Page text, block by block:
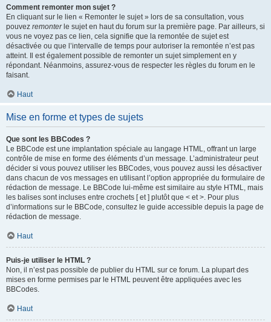
Comment remonter mon sujet ?
En cliquant sur le lien « Remonter le sujet » lors de sa consultation, vous
pouvez remonterle sujet en haut du forum sur la première page. Par ailleurs, si
vous ne voyez pas ce lien, cela signifie que la remontée de sujet est
désactivée ou que l’intervalle de temps pour autoriser la remontée n’est pas
atteint. Il est également possible de remonter un sujet simplement en y
répondant. Néanmoins, assurez-vous de respecter les règles du forum en le
faisant.
Haut
Mise en forme et types de sujets
Que sont les BBCodes ?
Le BBCode est une implantation spéciale au langage HTML, offrant un large
contrôle de mise en forme des éléments d’un message. L’administrateur peut
décider si vous pouvez utiliser les BBCodes, vous pouvez aussi les désactiver
dans chacun de vos messages en utilisant l’option appropriée du formulaire de
rédaction de message. Le BBCode lui-même est similaire au style HTML, mais
les balises sont incluses entre crochets [ et ] plutôt que < et >. Pour plus
d’informations sur le BBCode, consultez le guide accessible depuis la page de
rédaction de message.
Haut
Puis-je utiliser le HTML ?
Non, il n’est pas possible de publier du HTML sur ce forum. La plupart des
mises en forme permises par le HTML peuvent être appliquées avec les
BBCodes.
Haut